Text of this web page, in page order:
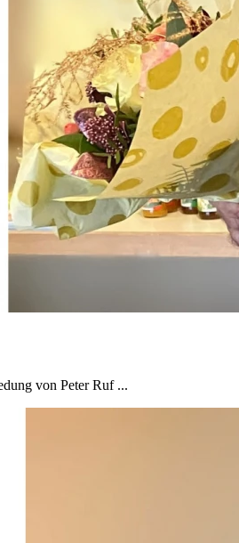
von Peter Ruf ...